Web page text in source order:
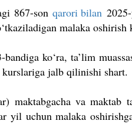
867-sonqarori bilan
malaka
ko‘ra, ta’lim
jalb qilinishi shart.
maktabgacha va maktab
yil uchun malaka